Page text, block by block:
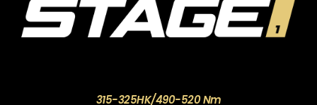
315-325HK/490-520 Nm